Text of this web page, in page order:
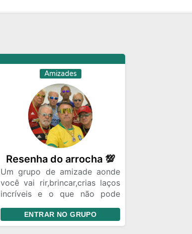
Amizades
Resenha do arrocha 💯
Um grupo de amizade aonde
você vai rir,brincar,crias laços
incríveis e o que não pode
nos conhecer
ENTRAR NO GRUPO